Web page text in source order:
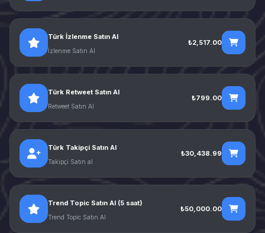
Türk İzlenme Satın Al
İzlenme Satın Al
₺2,517.00
Türk Retweet Satın Al
Retweet Satın Al
₺799.00
Türk Takipçi Satın Al
Takipçi Satın al
₺30,438.99
Trend Topic Satın Al (5 saat)
Trend Topic Satın Al
₺50,000.00